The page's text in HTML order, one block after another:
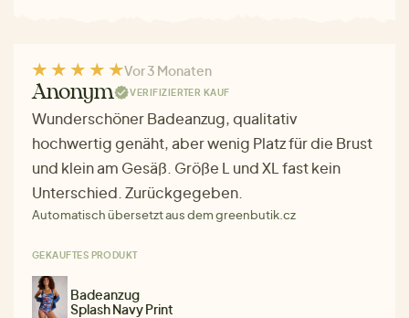
Vor 3 Monaten
Anonym VERIFIZIERTER KAUF
Wunderschöner Badeanzug, qualitativ
hochwertig genäht, aber wenig Platz für die Brust
und klein am Gesäß. Größe L und XL fast kein
Unterschied. Zurückgegeben.
Automatisch übersetzt aus dem greenbutik.cz
GEKAUFTES PRODUKT
Badeanzug
Splash Navy Print